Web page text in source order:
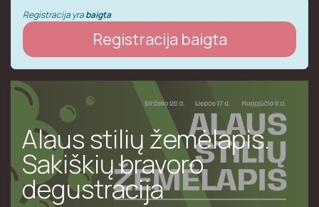
Registracija yrabaigta
Registracija baigta
Alaus stilių žemėlapis.
Sakiškių bravoro
degustracija